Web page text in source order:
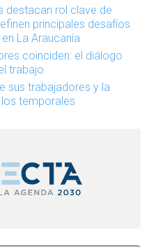
destacan rol clave de
principales desafíos
La Araucanía
coinciden: el diálogo
trabajo
sus trabajadores y la
temporales